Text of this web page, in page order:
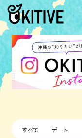
すべて デート